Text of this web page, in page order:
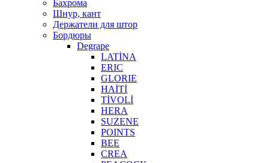
Бахрома
Шнур, кант
Держатели для штор
Бордюры
Degrape
LATİNA
ERIC
GLORIE
HAİTİ
TİVOLİ
HERA
SUZENE
POINTS
BEE
CREA